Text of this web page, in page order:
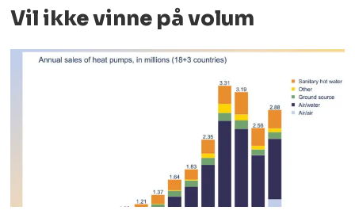
Vil ikke vinne på volum